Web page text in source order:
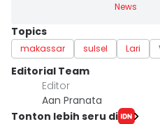
News
Topics
makassar sulsel Lari
Editorial Team
Editor
Aan Pranata
Tonton lebih seru di